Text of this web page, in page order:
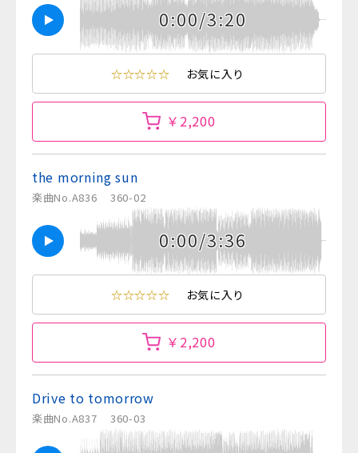
0:00/3:20
☆☆☆☆☆ お気に入り
￥2,200
the morning sun
楽曲No.A836 360-02
0:00/3:36
☆☆☆☆☆ お気に入り
￥2,200
Drive to tomorrow
楽曲No.A837 360-03